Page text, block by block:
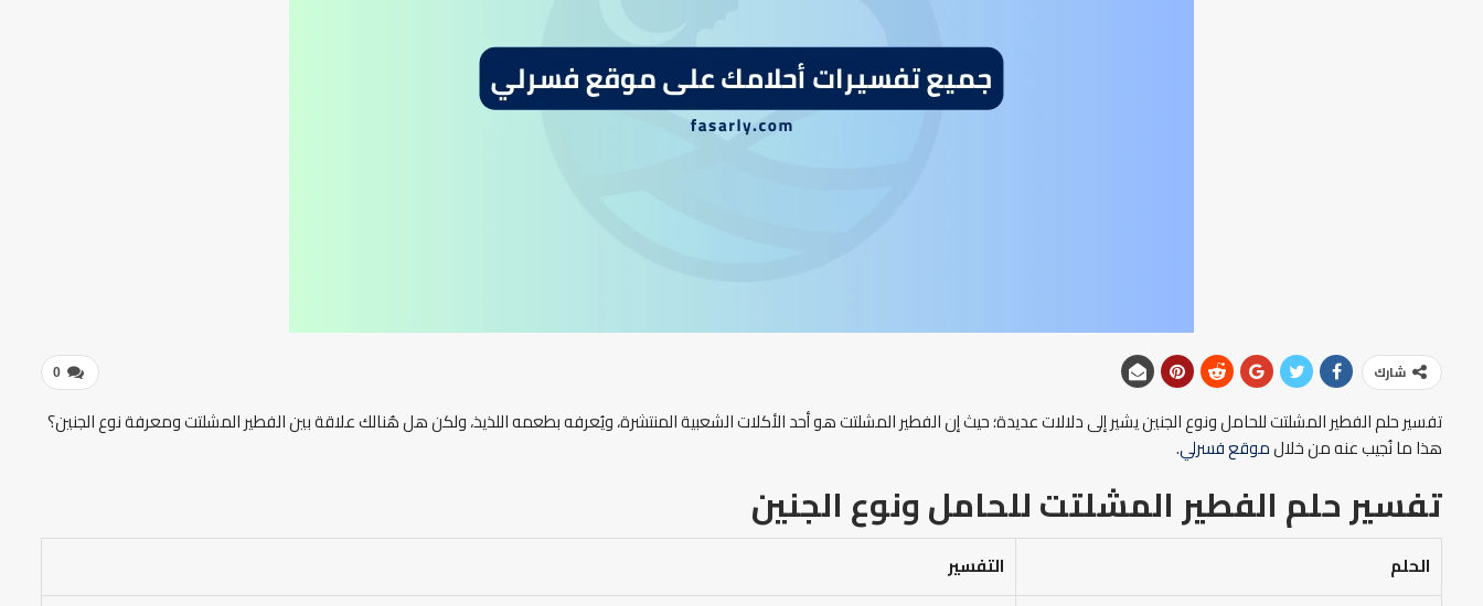
0 شارك
تفسير حلم الفطير المشلتت للحامل ونوع الجنين يشير إلى دلالات عديدة؛ حيث إن الفطير المشلتت هو أحد الأكلات الشعبية المنتشرة، ويُعرفه بطعمه اللذيذ، ولكن هل هُنالك علاقة بين الفطير المشلتت ومعرفة نوع الجنين؟
هذا ما نُجيب عنه من خلالموقع فسرلي.
تفسير حلم الفطير المشلتت للحامل ونوع الجنين
الحلم
التفسير